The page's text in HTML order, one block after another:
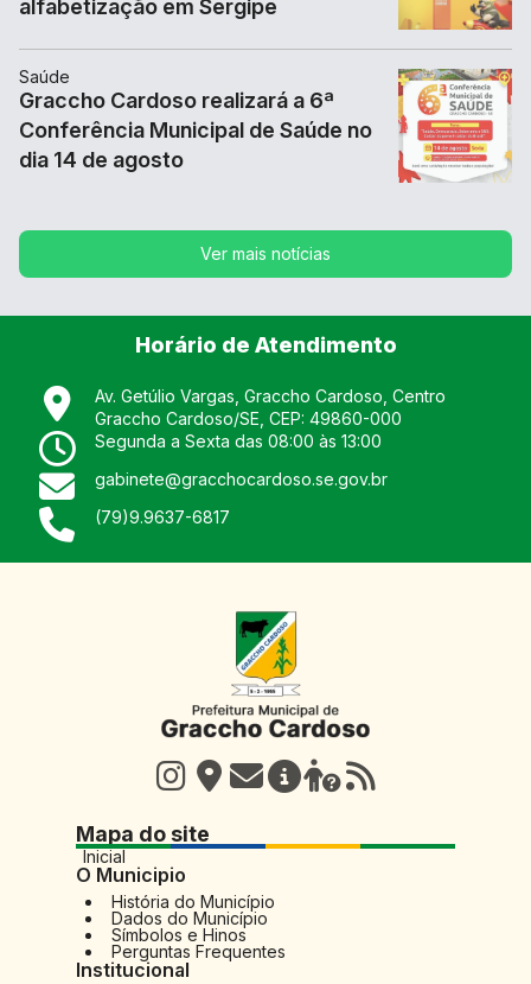
alfabetização em Sergipe
Saúde
Graccho Cardoso realizará a 6ª
Conferência Municipal de Saúde no
dia 14 de agosto
Ver mais notícias
Ir
Horário de Atendimento
Av. Getúlio Vargas, Graccho Cardoso, Centro
Graccho Cardoso/SE , CEP: 49860-000
Segunda a Sexta das 08:00 às 13:00
gabinete@gracchocardoso.se.gov.br
(79)9.9637-6817
Mapa do site
Inicial
O Municipio
História do Município
Dados do Município
Símbolos e Hinos
Perguntas Frequentes
Institucional